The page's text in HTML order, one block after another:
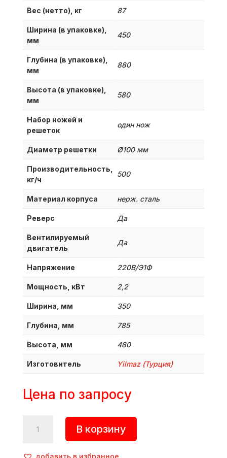
Вес (нетто), кг 87
Ширина (в упаковке),
мм
450
Глубина (в упаковке),
мм
880
Высота (в упаковке),
мм
580
Набор ножей и
решеток
один нож
Диаметр решетки Ø100 мм
Производительность,
кг/ч
500
Материал корпуса нерж. сталь
Реверс Да
Вентилируемый
двигатель
Да
Напряжение 220В/Э1Ф
Мощность, кВт 2,2
Ширина, мм 350
Глубина, мм 785
Высота, мм 480
Изготовитель Yilmaz (Турция)
Цена по запросу
товара
Мясорубка,
INOX
В корзину
добавить в избранное